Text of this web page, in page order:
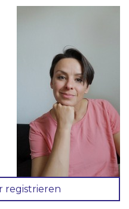
registrieren